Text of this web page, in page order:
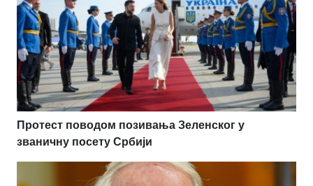
Протест поводом позивања Зеленског у
званичну посету Србији